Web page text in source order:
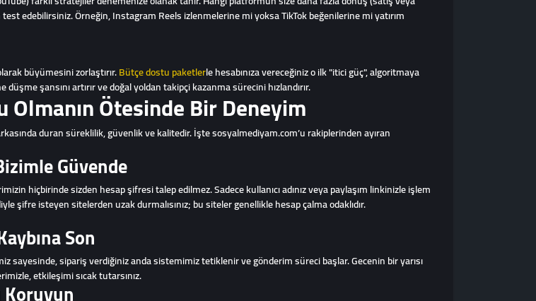
edebilirsiniz. Örneğin, Instagram Reels izlenmelerine mi yoksa TikTok beğenilerine mi yatırım
büyümesini zorlaştırır.Bütçe dostu paketlerle hesabınıza vereceğiniz o ilk "itici güç", algoritmaya
düşme şansını artırır ve doğal yoldan takipçi kazanma sürecini hızlandırır.
Ötesinde Bir Deneyim
duran süreklilik, güvenlik ve kalitedir. İşte sosyalmediyam.com’u rakiplerinden ayıran
Güvende
hiçbirinde sizden hesap şifresi talep edilmez. Sadece kullanıcı adınız veya paylaşım linkinizle işlem
şifre isteyen sitelerden uzak durmalısınız; bu siteler genellikle hesap çalma odaklıdır.
Son
sayesinde, sipariş verdiğiniz anda sistemimiz tetiklenir ve gönderim süreci başlar. Gecenin bir yarısı
etkileşimi sıcak tutarsınız.